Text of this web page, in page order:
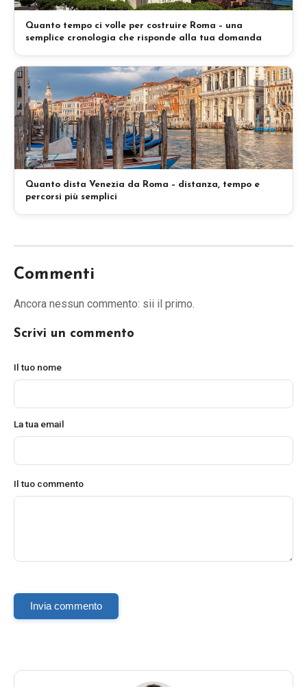
Quanto tempo ci volle per costruire Roma – una
semplice cronologia che risponde alla tua domanda
Quanto dista Venezia da Roma – distanza, tempo e
percorsi più semplici
Commenti
Ancora nessun commento: sii il primo.
Scrivi un commento
Il tuo nome
La tua email
Il tuo commento
Invia commento